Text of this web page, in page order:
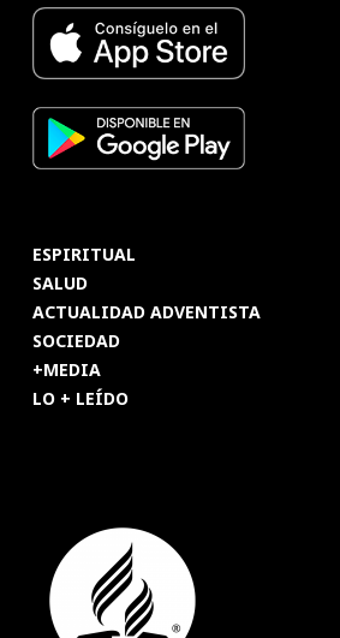
ESPIRITUAL
SALUD
ACTUALIDAD ADVENTISTA
SOCIEDAD
+MEDIA
LO + LEÍDO